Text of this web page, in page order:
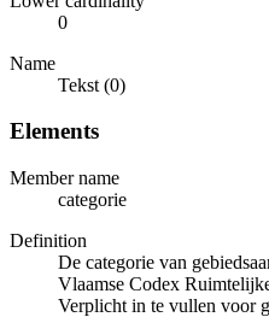
0
Name
Tekst (0)
Elements
Member name
categorie
Definition
De categorie van
Vlaamse Codex
Verplicht in te vullen voor